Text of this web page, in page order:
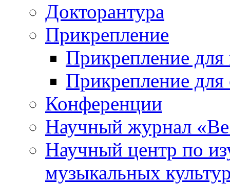
Докторантура
Прикрепление
Прикрепление для
Прикрепление для
Конференции
Научный журнал
Научный центр по
музыкальных